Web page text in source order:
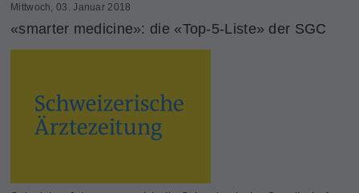
Mittwoch, 03. Januar 2018
«smarter medicine»: die «Top-5-Liste» der SGC